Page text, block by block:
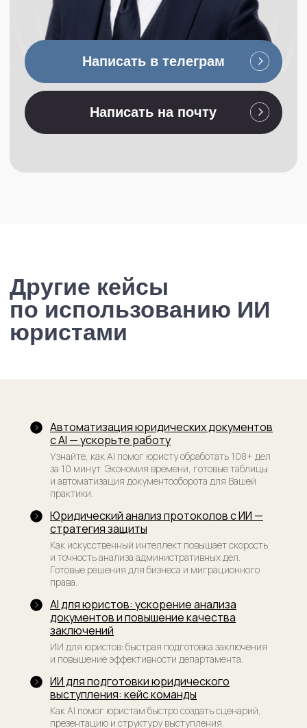
Автоматизация юридических документов
с AI — ускорьте работу
Узнайте, как AI помог юристу обработать 108+ дел
за 10 минут. Экономия времени, готовые таблицы
и автоматизация документооборота для Вашей
практики.
Юридический анализ протоколов с ИИ —
стратегия защиты
Как искусственный интеллект повышает скорость
и точность анализа административных дел.
Готовые решения для бизнеса и миграционного
права.
AI для юристов: ускорение анализа
документов и повышение качества
заключений
ИИ для юристов: быстрая подготовка заключения
и повышение эффективности департамента.
ИИ для подготовки юридического
выступления: кейс команды
Как AI помог юристам быстро создать сценарий,
презентацию и структуру выступления.
ООО «Юридический менеджмент. Альтернативный
КПП 770 301 001, ОГРН 1 227 700 762 475, 123 242,
г. Москва, ул. Красная Пресня, дом 7
Телеграм-каналы
Подписаться на рассылку
Сведения об образовательной организации
Лицензия на образовательную деятельность
Договор-оферта
Разработка сайта
info@legal-management.ru
Никифоров || Юридический менеджмент
Академия Юридического менеджмента
НЕюридический бизнес || Никифоров
Пользовательского соглашения и Политики
конфиденциальности, я даю согласие
на обработку персональных данных и рассылку
материалов
Подписаться